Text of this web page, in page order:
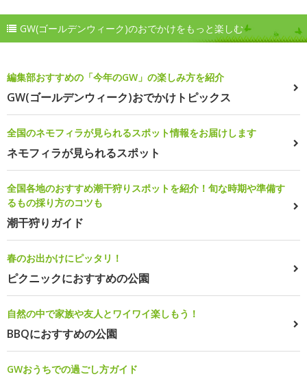
GW(ゴールデンウィーク)のおでかけをもっと楽しむ
編集部おすすめの「今年のGW」の楽しみ方を紹介
GW(ゴールデンウィーク)おでかけトピックス
全国のネモフィラが見られるスポット情報をお届けします
ネモフィラが見られるスポット
全国各地のおすすめ潮干狩りスポットを紹介！旬な時期や準備す
るもの採り方のコツも
潮干狩りガイド
春のお出かけにピッタリ！
ピクニックにおすすめの公園
自然の中で家族や友人とワイワイ楽しもう！
BBQにおすすめの公園
GWおうちでの過ごし方ガイド